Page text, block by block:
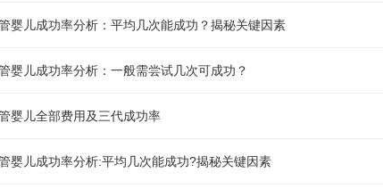
婴儿成功率分析：平均几次能成功？揭秘关键因素
婴儿成功率分析：一般需尝试几次可成功？
婴儿全部费用及三代成功率
婴儿成功率分析:平均几次能成功?揭秘关键因素